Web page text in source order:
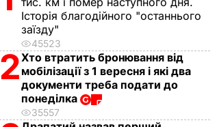
Історія благодійного "останнього
заїзду"
45523
2Хто втратить бронювання від
мобілізації з 1 вересня і які два
документи треба подати до
понеділка
35557